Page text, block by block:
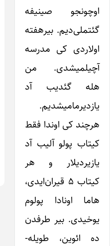
اوچونجو صینیفه
گئتملی‌دیم. بیرهفته
اولاردی کی مدرسه
آچیلمیشدی. من
هله گئدیب آد
یازدیرمامیشدیم.
هرچند کی اوندا فقط
کیتاب پولو آلیب آد
یازیردیلار و هر
کیتاب ۵ قیران‌ایدی،
هاما اونادا پولوم
یوخیدی. بیر طرفدن
ده ائوین، طویله-